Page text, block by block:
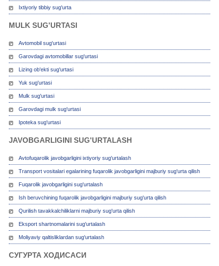
Ixtiyoriy tibbiy sug'urta
MULK SUG'URTASI
Avtomobil sug'urtasi
Garovdagi avtomobillar sug'urtasi
Lizing ob'ekti sug'urtasi
Yuk sug'urtasi
Mulk sug'urtasi
Garovdagi mulk sug'urtasi
Ipoteka sug'urtasi
JAVOBGARLIGINI SUG'URTALASH
Avtofuqarolik javobgarligini ixtiyoriy sug'urtalash
Transport vositalari egalarining fuqarolik javobgarligini majburiy sug'urta qilish
Fuqarolik javobgarligini sug'urtalash
Ish beruvchining fuqarolik javobgarligini majburiy sug'urta qilish
Qurilish tavakkalchiliklarni majburiy sug'urta qilish
Eksport shartnomalarini sug'urtalash
Moliyaviy qaltisliklardan sug'urtalash
СУГУРТА ХОДИСАСИ